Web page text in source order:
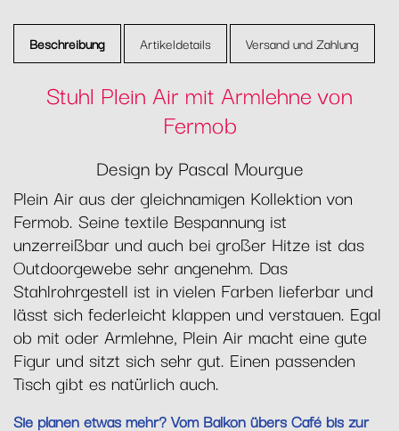
Beschreibung Artikeldetails Versand und Zahlung
Stuhl Plein Air mit Armlehne von
Fermob
Design by Pascal Mourgue
Plein Air aus der gleichnamigen Kollektion von
Fermob. Seine textile Bespannung ist
unzerreißbar und auch bei großer Hitze ist das
Outdoorgewebe sehr angenehm. Das
Stahlrohrgestell ist in vielen Farben lieferbar und
lässt sich federleicht klappen und verstauen. Egal
ob mit oder Armlehne, Plein Air macht eine gute
Figur und sitzt sich sehr gut. Einen passenden
Tisch gibt es natürlich auch.
Sie planen etwas mehr? Vom Balkon übers Café bis zur